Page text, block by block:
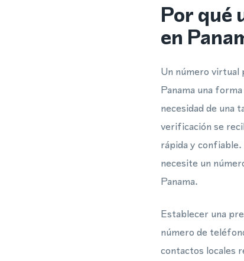
Por qué
en
Un número virtual
Panama una
necesidad de una
verificación se
rápida y confiable.
necesite un
Panama.
Establecer una
número de
contactos locales